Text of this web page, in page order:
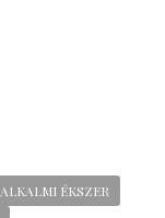
ALKALMI ÉKSZER